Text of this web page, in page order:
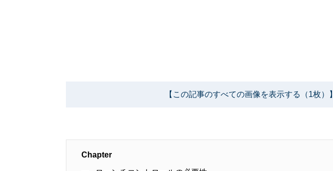
【この記事のすべての画像を表示する（1枚）】
Chapter